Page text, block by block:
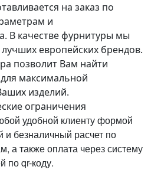
на заказ по
и
В качестве фурнитуры мы
европейских брендов.
позволит Вам найти
максимальной
изделий.
ограничения
удобной клиенту формой
безналичный расчет по
а также оплата через систему
по qr-коду.